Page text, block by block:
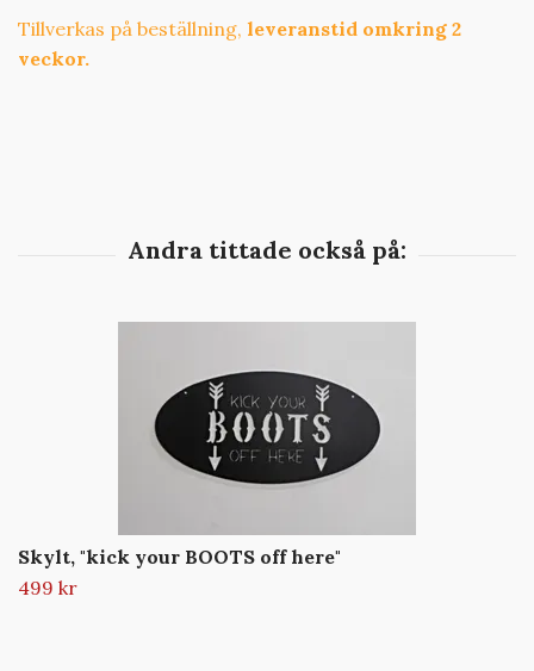
Tillverkas på beställning, leveranstid omkring 2
veckor.
Skylt, "kick your BOOTS off here"
499 kr